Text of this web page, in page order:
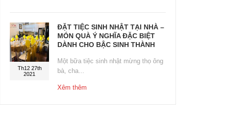
Th12 27th
2021
ĐẶT TIỆC SINH NHẬT TẠI NHÀ –
MÓN QUÀ Ý NGHĨA ĐẶC BIỆT
DÀNH CHO BẬC SINH THÀNH
Một bữa tiệc sinh nhật mừng thọ ông
bà, cha...
Xêm thêm